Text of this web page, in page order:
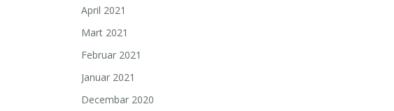
April 2021
Mart 2021
Februar 2021
Januar 2021
Decembar 2020